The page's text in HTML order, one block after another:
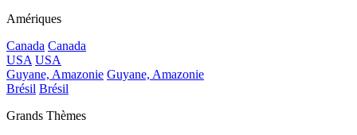
Amériques
Canada Canada
USA USA
Guyane, Amazonie Guyane, Amazonie
Brésil Brésil
Grands Thèmes